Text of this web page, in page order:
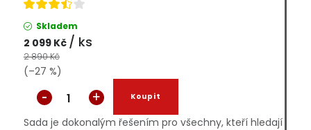
Skladem
2 099 Kč / ks
2 890 Kč
(–27 %)
Sada je dokonalým řešením pro všechny, kteří hledají